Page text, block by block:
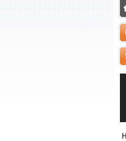
الحسن" الاردنية